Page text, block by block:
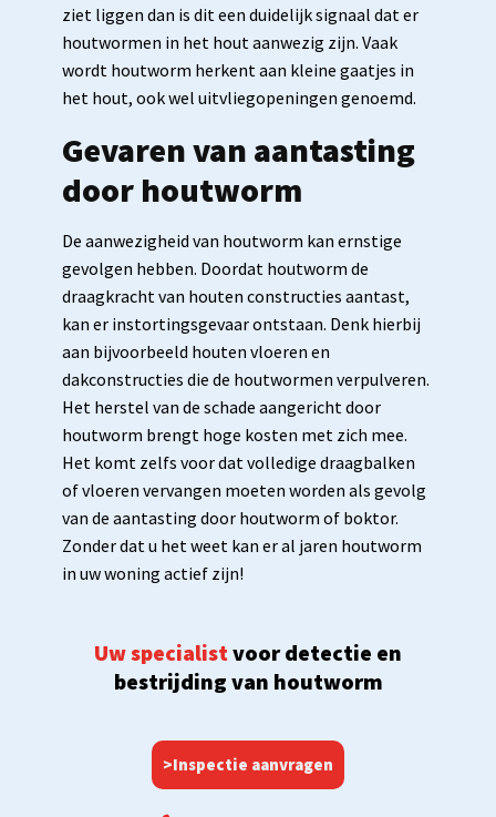
ziet liggen dan is dit een duidelijk signaal dat er
houtwormen in het hout aanwezig zijn. Vaak
wordt houtworm herkent aan kleine gaatjes in
het hout, ook wel uitvliegopeningen genoemd.
Gevaren van aantasting
door houtworm
De aanwezigheid van houtworm kan ernstige
gevolgen hebben. Doordat houtworm de
draagkracht van houten constructies aantast,
kan er instortingsgevaar ontstaan. Denk hierbij
aan bijvoorbeeld houten vloeren en
dakconstructies die de houtwormen verpulveren.
Het herstel van de schade aangericht door
houtworm brengt hoge kosten met zich mee.
Het komt zelfs voor dat volledige draagbalken
of vloeren vervangen moeten worden als gevolg
van de aantasting door houtworm of boktor.
Zonder dat u het weet kan er al jaren houtworm
in uw woning actief zijn!
Uw specialistvoor detectie en
bestrijding van houtworm
>Inspectie aanvragen